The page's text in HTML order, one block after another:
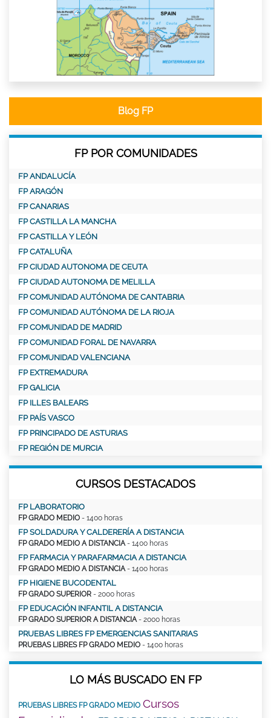
Blog FP
FP POR COMUNIDADES
FP ANDALUCÍA
FP ARAGÓN
FP CANARIAS
FP CASTILLA LA MANCHA
FP CASTILLA Y LEÓN
FP CATALUÑA
FP CIUDAD AUTONOMA DE CEUTA
FP CIUDAD AUTONOMA DE MELILLA
FP COMUNIDAD AUTÓNOMA DE CANTABRIA
FP COMUNIDAD AUTÓNOMA DE LA RIOJA
FP COMUNIDAD DE MADRID
FP COMUNIDAD FORAL DE NAVARRA
FP COMUNIDAD VALENCIANA
FP EXTREMADURA
FP GALICIA
FP ILLES BALEARS
FP PAÍS VASCO
FP PRINCIPADO DE ASTURIAS
FP REGIÓN DE MURCIA
CURSOS DESTACADOS
FP LABORATORIO
FP GRADO MEDIO - 1400 horas
FP SOLDADURA Y CALDERERÍA A DISTANCIA
FP GRADO MEDIO A DISTANCIA - 1400 horas
FP FARMACIA Y PARAFARMACIA A DISTANCIA
FP GRADO MEDIO A DISTANCIA - 1400 horas
FP HIGIENE BUCODENTAL
FP GRADO SUPERIOR - 2000 horas
FP EDUCACIÓN INFANTIL A DISTANCIA
FP GRADO SUPERIOR A DISTANCIA - 2000 horas
PRUEBAS LIBRES FP EMERGENCIAS SANITARIAS
PRUEBAS LIBRES FP GRADO MEDIO - 1400 horas
LO MÁS BUSCADO EN FP
PRUEBAS LIBRES FP GRADO MEDIO Cursos